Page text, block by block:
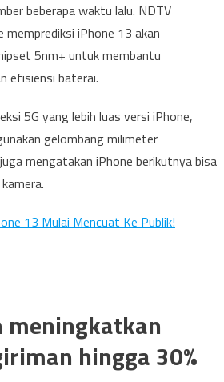
beberapa waktu lalu. NDTV
memprediksi iPhone 13 akan
5nm+ untuk membantu
efisiensi baterai.
5G yang lebih luas versi iPhone,
gelombang milimeter
mengatakan iPhone berikutnya bisa
13 Mulai Mencuat Ke Publik!
meningkatkan
hingga 30%